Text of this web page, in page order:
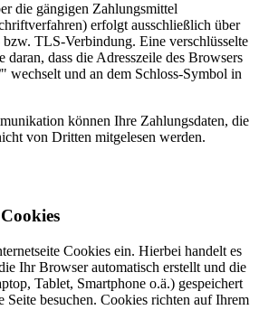
die gängigen Zahlungsmittel
erfolgt ausschließlich über
bzw. TLS-Verbindung. Eine verschlüsselte
daran, dass die Adresszeile des Browsers
und an dem Schloss-Symbol in
können Ihre Zahlungsdaten, die
von Dritten mitgelesen werden.
Cookies ein. Hierbei handelt es
Ihr Browser automatisch erstellt und die
Tablet, Smartphone o.ä.) gespeichert
Seite besuchen. Cookies richten auf Ihrem